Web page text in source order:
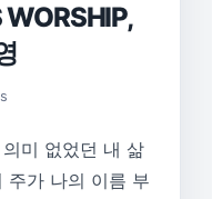
미 없었던 내 삶
주가 나의 이름 부